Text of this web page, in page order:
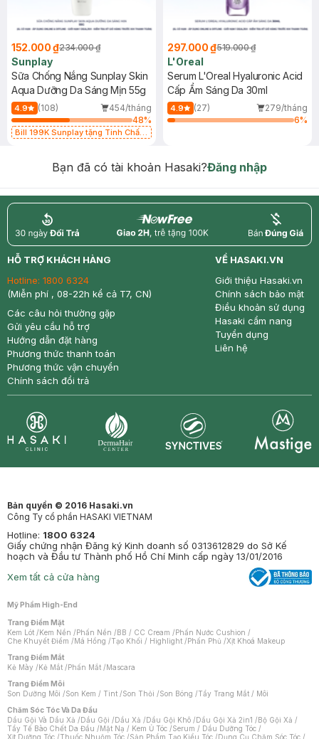
152.000 ₫234.000 ₫
Sunplay
Sữa Chống Nắng Sunplay Skin
Aqua Dưỡng Da Sáng Mịn 55g
4.9 (108)
454/tháng
48%
Bill 199K Sunplay tặng Tinh Chất
297.000 ₫519.000 ₫
L'Oreal
Serum L'Oreal Hyaluronic Acid
Cấp Ẩm Sáng Da 30ml
4.9 (27)
279/tháng
6%
Bạn đã có tài khoản Hasaki?Đăng nhập
return nowfree price
HỖ TRỢ KHÁCH HÀNG
Hotline: 1800 6324
(Miễn phí , 08-22h kể cả T7, CN)
Các câu hỏi thường gặp
Gửi yêu cầu hỗ trợ
Hướng dẫn đặt hàng
Phương thức thanh toán
Phương thức vận chuyển
Chính sách đổi trả
VỀ HASAKI.VN
Giới thiệu Hasaki.vn
Chính sách bảo mật
Điều khoản sử dụng
Hasaki cẩm nang
Tuyển dụng
Liên hệ
Bản quyền © 2016 Hasaki.vn
Công Ty cổ phần HASAKI VIETNAM
Hotline: 1800 6324
Giấy chứng nhận Đăng ký Kinh doanh số 0313612829 do Sở Kế
hoạch và Đầu tư Thành phố Hồ Chí Minh cấp ngày 13/01/2016
Xem tất cả cửa hàng
Mỹ Phẩm High-End
Trang Điểm Mặt
Kem Lót /Kem Nền /Phấn Nền /BB / CC Cream /Phấn Nước Cushion /
Che Khuyết Điểm /Má Hồng /Tạo Khối / Highlight /Phấn Phủ /Xịt Khoá Makeup
Trang Điểm Mắt
Kẻ Mày /Kẻ Mắt /Phấn Mắt /Mascara
Trang Điểm Môi
Son Dưỡng Môi /Son Kem / Tint /Son Thỏi /Son Bóng /Tẩy Trang Mắt / Môi
Chăm Sóc Tóc Và Da Đầu
Dầu Gội Và Dầu Xả /Dầu Gội /Dầu Xả /Dầu Gội Khô /Dầu Gội Xả 2in1 /Bộ Gội Xả /
Tẩy Tế Bào Chết Da Đầu /Mặt Nạ / Kem Ủ Tóc /Serum / Dầu Dưỡng Tóc /
Xịt Dưỡng Tóc /Thuốc Nhuộm Tóc /Sản Phẩm Tạo Kiểu Tóc /Dụng Cụ Chăm Sóc Tóc /